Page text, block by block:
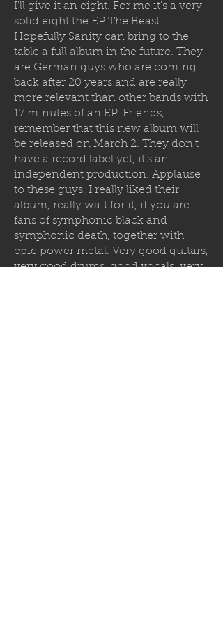
I'll give it an eight. For me it's a very
solid eight the EP The Beast.
Hopefully Sanity can bring to the
table a full album in the future. They
are German guys who are coming
back after 20 years and are really
more relevant than other bands with
17 minutes of an EP. Friends,
remember that this new album will
be released on March 2. They don't
have a record label yet, it’s an
independent production. Applause
to these guys, I really liked their
album, really wait for it, if you are
fans of symphonic black and
symphonic death, together with
epic power metal. Very good guitars,
very good drums, good vocals, very